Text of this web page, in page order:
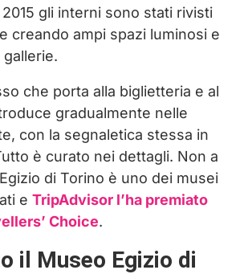
gli interni sono stati rivisti
creando ampi spazi luminosi e
che porta alla biglietteria e al
gradualmente nelle
con la segnaletica stessa in
è curato nei dettagli. Non a
di Torino è uno dei musei
e TripAdvisor l’ha premiato
Choice.
il Museo Egizio di